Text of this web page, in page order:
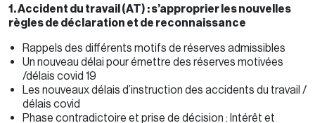
1. Accident du travail (AT) : s’approprier les nouvelles
règles de déclaration et de reconnaissance
Rappels des différents motifs de réserves admissibles
Un nouveau délai pour émettre des réserves motivées
/délais covid 19
Les nouveaux délais d’instruction des accidents du travail /
délais covid
Phase contradictoire et prise de décision : Intérêt et